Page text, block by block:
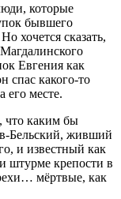
которые
бывшего
хочется сказать,
Евгения как
спас какого-то
его месте.
что каким бы
Бельский, живший
и известный как
штурме крепости в
мёртвые, как